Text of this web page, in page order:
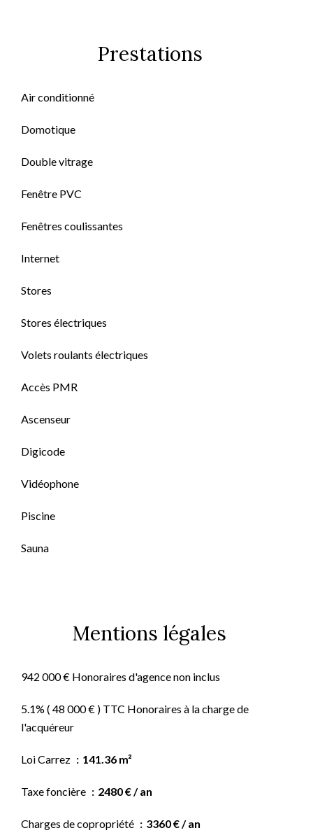
Prestations
Air conditionné
Domotique
Double vitrage
Fenêtre PVC
Fenêtres coulissantes
Internet
Stores
Stores électriques
Volets roulants électriques
Accès PMR
Ascenseur
Digicode
Vidéophone
Piscine
Sauna
Mentions légales
942 000 € Honoraires d'agence non inclus
5.1% ( 48 000 € ) TTC Honoraires à la charge de
l'acquéreur
Loi Carrez 141.36 m²
Taxe foncière 2480 € / an
Charges de copropriété 3360 € / an